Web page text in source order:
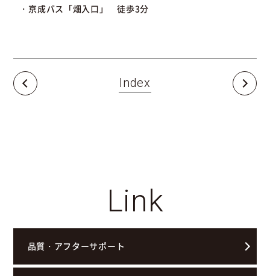
・京成バス「畑入口」 徒歩3分
Index
Link
品質・アフターサポート